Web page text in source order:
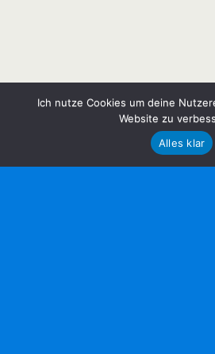
Ich nutze Cookies um deine
Website zu
Alles klar